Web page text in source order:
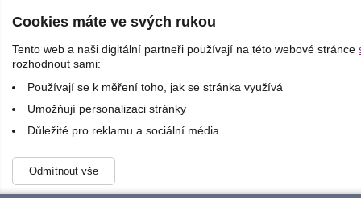
Cookies máte ve svých rukou
Tento web a naši digitální partneři používají na této webové stránce
rozhodnout sami:
Používají se k měření toho, jak se stránka využívá
Umožňují personalizaci stránky
Důležité pro reklamu a sociální média
Odmítnout vše